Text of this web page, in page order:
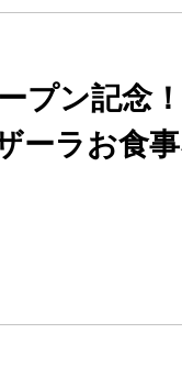
プン記念
ーラお食